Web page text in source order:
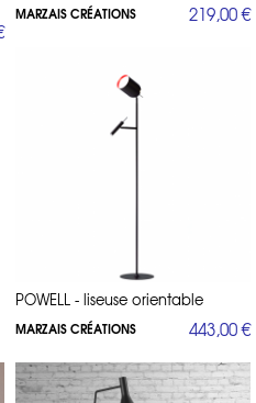
MARZAIS CRÉATIONS 219,00 €
POWELL - liseuse orientable
MARZAIS CRÉATIONS 443,00 €